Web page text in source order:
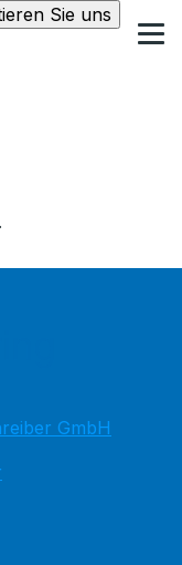
Sie uns
GmbH